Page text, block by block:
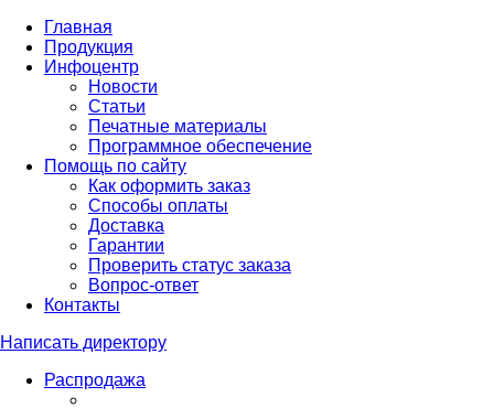
Главная
Продукция
Инфоцентр
Новости
Статьи
Печатные материалы
Программное обеспечение
Помощь по сайту
Как оформить заказ
Способы оплаты
Доставка
Гарантии
Проверить статус заказа
Вопрос-ответ
Контакты
Написать директору
Распродажа